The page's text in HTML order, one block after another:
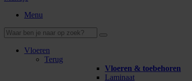
Menu
Vloeren
Terug
Vloeren & toebehoren
Laminaat